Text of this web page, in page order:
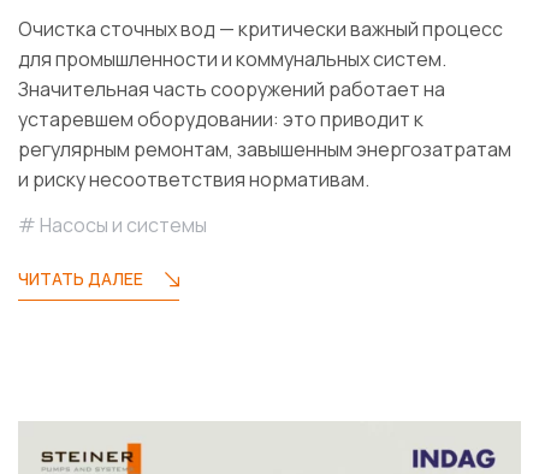
Очистка сточных вод — критически важный процесс
для промышленности и коммунальных систем.
Значительная часть сооружений работает на
устаревшем оборудовании: это приводит к
регулярным ремонтам, завышенным энергозатратам
и риску несоответствия нормативам.
Насосы и системы
ЧИТАТЬ ДАЛЕЕ